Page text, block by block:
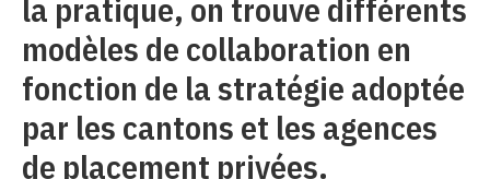
la pratique, on trouve différents
modèles de collaboration en
fonction de la stratégie adoptée
par les cantons et les agences
de placement privées.